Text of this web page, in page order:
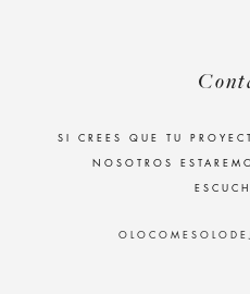
SI CREES QUE TU
NOSOTROS